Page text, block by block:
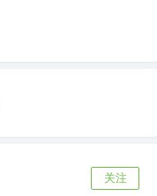
关注